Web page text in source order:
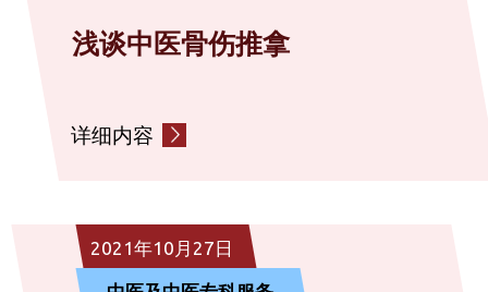
社区复康服务
浅谈中医骨伤推拿
详细内容
2021年10月27日